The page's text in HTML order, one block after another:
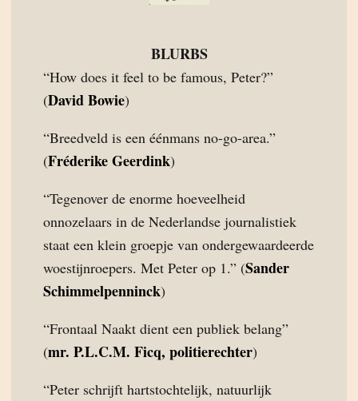
BLURBS
“How does it feel to be famous, Peter?”
(David Bowie)
“Breedveld is een éénmans no-go-area.”
(Fréderike Geerdink)
“Tegenover de enorme hoeveelheid
onnozelaars in de Nederlandse journalistiek
staat een klein groepje van ondergewaardeerde
woestijnroepers. Met Peter op 1.” (Sander
Schimmelpenninck)
“Frontaal Naakt dient een publiek belang”
(mr. P.L.C.M. Ficq, politierechter)
“Peter schrijft hartstochtelijk, natuurlijk